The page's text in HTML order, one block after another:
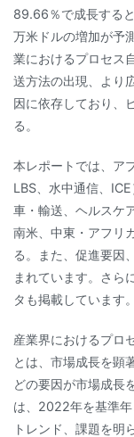
89.66％で成長する
万米ドルの増加が予
業におけるプロセス
送方法の出現、より
因に依存しており、
る。
本レポートでは、ア
LBS、水中通信、
車・輸送、ヘルスケ
南米、中東・アフリ
る。また、促進要因
まれています。さら
タも掲載しています。
産業界におけるプロ
とは、市場成長を顕
どの要因が市場成長
は、2022年を基準年
トレンド、課題を明